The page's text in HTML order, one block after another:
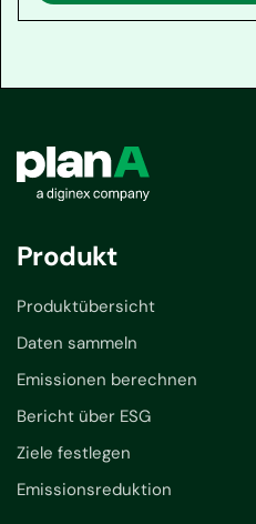
Produkt
Produktübersicht
Daten sammeln
Emissionen berechnen
Bericht über ESG
Ziele festlegen
Emissionsreduktion